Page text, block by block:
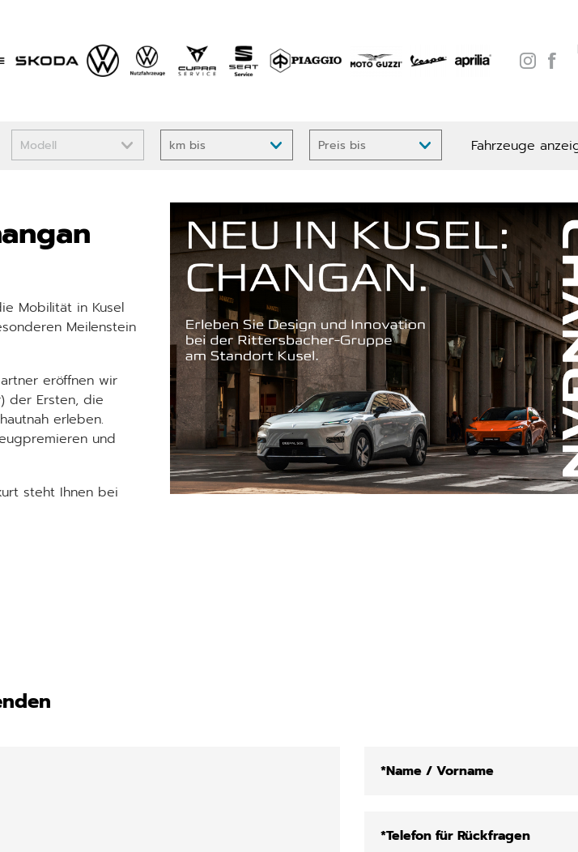
Mobilität in Kusel
Meilenstein
eröffnen wir
der Ersten, die
erleben.
und
steht Ihnen bei